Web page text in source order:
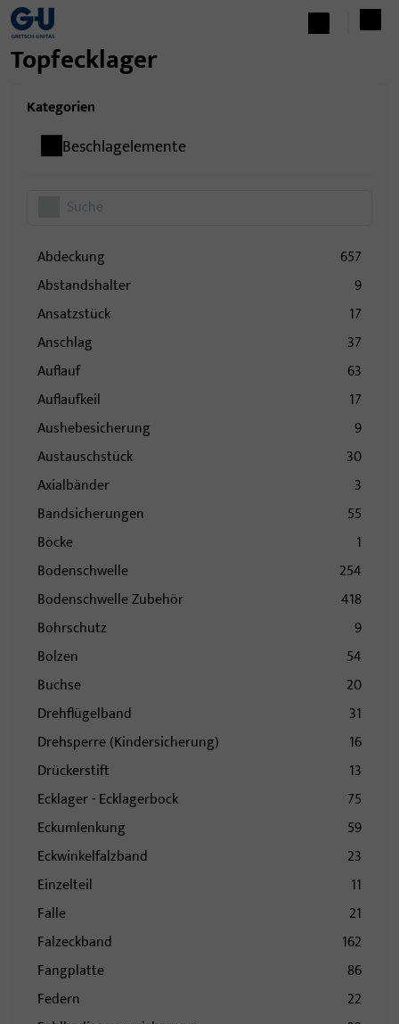
Topfecklager
Kategorien
Beschlagelemente
Abdeckung
657
Abstandshalter
9
Ansatzstück
17
Anschlag
37
Auflauf
63
Auflaufkeil
17
Aushebesicherung
9
Austauschstück
30
Axialbänder
3
Bandsicherungen
55
Böcke
1
Bodenschwelle
254
Bodenschwelle Zubehör
418
Bohrschutz
9
Bolzen
54
Buchse
20
Drehflügelband
31
Drehsperre (Kindersicherung)
16
Drückerstift
13
Ecklager - Ecklagerbock
75
Eckumlenkung
59
Eckwinkelfalzband
23
Einzelteil
11
Falle
21
Falzeckband
162
Fangplatte
86
Federn
22